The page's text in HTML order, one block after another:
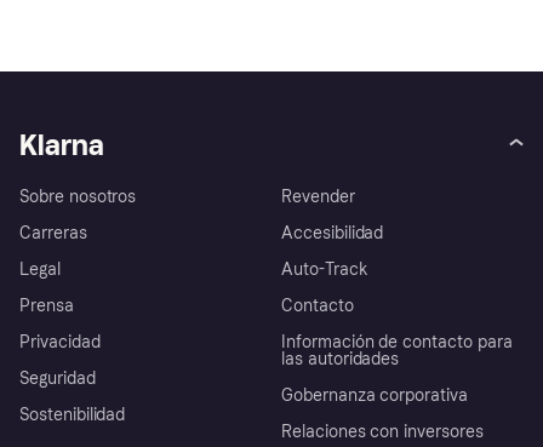
Klarna
Sobre nosotros
Carreras
Legal
Prensa
Privacidad
Seguridad
Sostenibilidad
Revender
Accesibilidad
Auto-Track
Contacto
Información de contacto para
las autoridades
Gobernanza corporativa
Relaciones con inversores